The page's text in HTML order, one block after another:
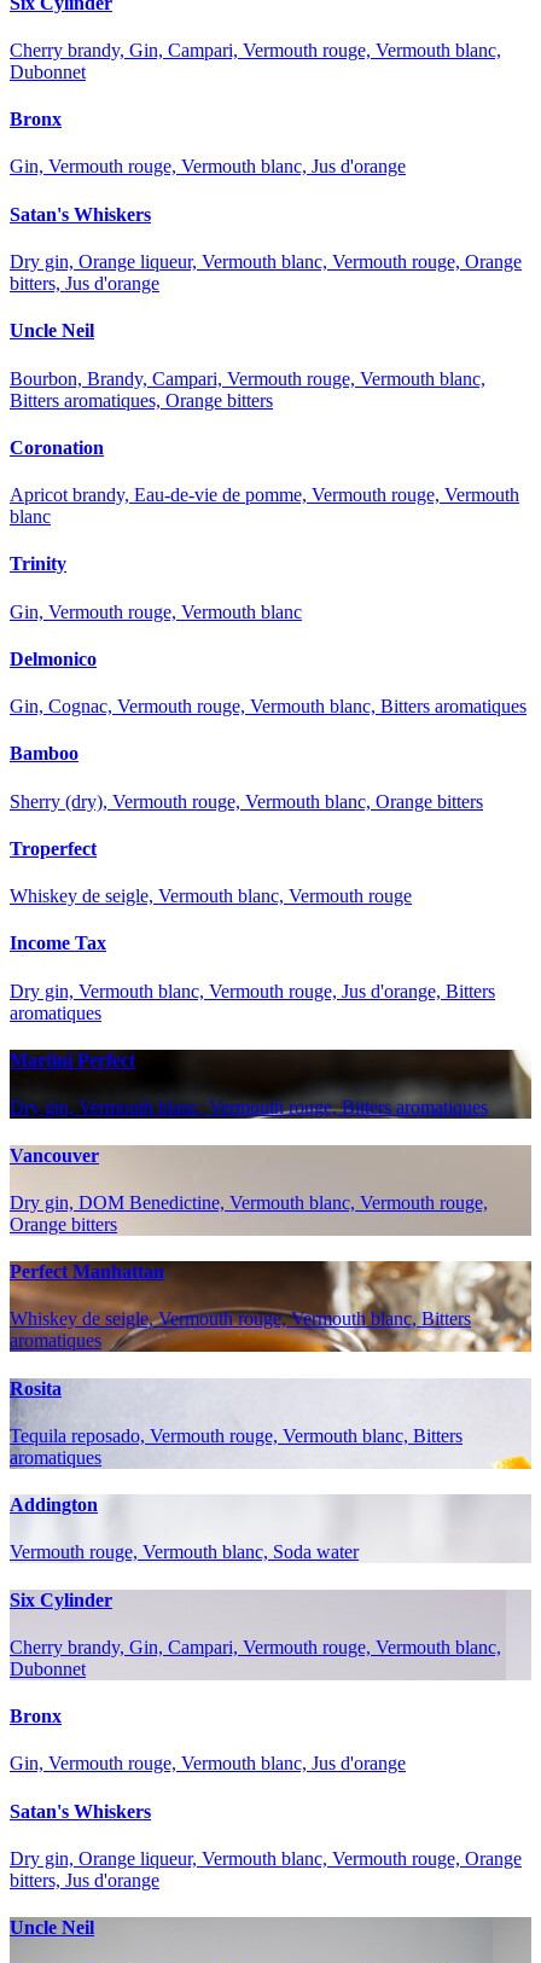
Cherry brandy, Gin, Campari, Vermouth rouge, Vermouth blanc,
Dubonnet
Bronx
Gin, Vermouth rouge, Vermouth blanc, Jus d'orange
Satan's Whiskers
Dry gin, Orange liqueur, Vermouth blanc, Vermouth rouge, Orange
bitters, Jus d'orange
Uncle Neil
Bourbon, Brandy, Campari, Vermouth rouge, Vermouth blanc,
Bitters aromatiques, Orange bitters
Coronation
Apricot brandy, Eau-de-vie de pomme, Vermouth rouge, Vermouth
blanc
Trinity
Gin, Vermouth rouge, Vermouth blanc
Delmonico
Gin, Cognac, Vermouth rouge, Vermouth blanc, Bitters aromatiques
Bamboo
Sherry (dry), Vermouth rouge, Vermouth blanc, Orange bitters
Troperfect
Whiskey de seigle, Vermouth blanc, Vermouth rouge
Income Tax
Dry gin, Vermouth blanc, Vermouth rouge, Jus d'orange, Bitters
aromatiques
Martini Perfect
Dry gin, Vermouth blanc, Vermouth rouge, Bitters aromatiques
Vancouver
Dry gin, DOM Benedictine, Vermouth blanc, Vermouth rouge,
Orange bitters
Perfect Manhattan
Whiskey de seigle, Vermouth rouge, Vermouth blanc, Bitters
aromatiques
Rosita
Tequila reposado, Vermouth rouge, Vermouth blanc, Bitters
aromatiques
Addington
Vermouth rouge, Vermouth blanc, Soda water
Six Cylinder
Cherry brandy, Gin, Campari, Vermouth rouge, Vermouth blanc,
Dubonnet
Bronx
Gin, Vermouth rouge, Vermouth blanc, Jus d'orange
Satan's Whiskers
Dry gin, Orange liqueur, Vermouth blanc, Vermouth rouge, Orange
bitters, Jus d'orange
Uncle Neil